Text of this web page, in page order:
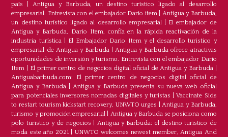
país
|Antigua y Barbuda, un destino turístico ligado al desarrollo
empresarial. Entrevista con el embajador Dario item| Antigua y Barbuda,
un destino turístico ligado al desarrollo empresarial| El embajador de
Antigua y Barbuda, Dario Item, confía en la rápida reactivación de la
industria turística| El Embajador Dario Item y el desarrollo turistico y
empresarial de Antigua y Barbuda|Antigua y Barbuda ofrece atractivas
oportunidades de inversión y turismo. Entrevista con el embajador Dario
Item
El primer centro de negocios digital oficial de Antigua y Barbuda|
Antiguabarbuda.com: El primer centro de negocios digital oficial de
Antigua y Barbuda|Antigua y Barbuda presenta su nueva web oficial
para potenciales inversores nomadas digitales y turistas |Vaccinate Sids
to restart tourism kickstart recovery, UNWTO urges |Antigua y Barbuda,
turismo y promoción empresarial
Antigua y Barbuda se posiciona como
polo turístico y de negocios
Antigua y Barbuda: el destino turístico de
moda este año 2021
UNWTO welcomes newest member, Antigua And